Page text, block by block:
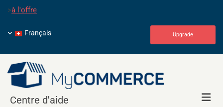
>à l'offre
Upgrade
Français
Centre d'aide